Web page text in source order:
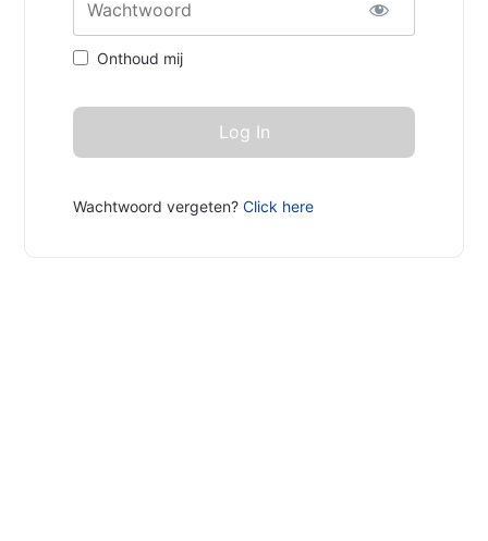
Onthoud mij
Wachtwoord vergeten?Click here